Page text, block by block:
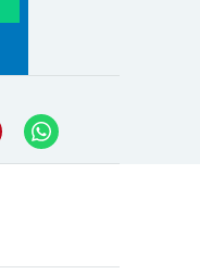
Pinterest